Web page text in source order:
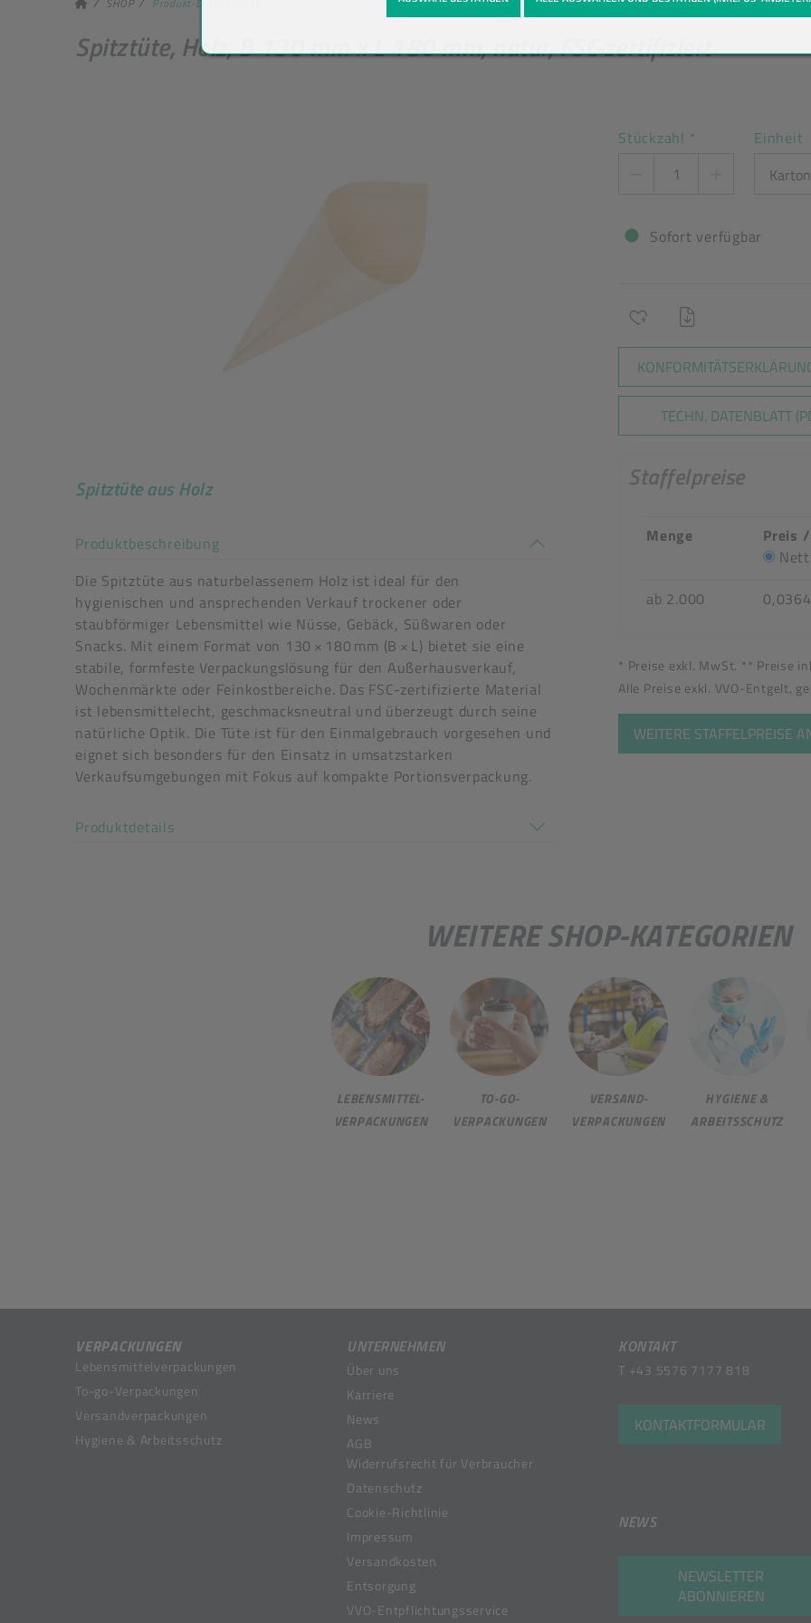
Spitztüte, Holz, B 130 mm x L 180 mm, natur, FSC-zertifiziert
Spitztüte aus Holz
Produktbeschreibung
Akkordeon auf-/zuklappen stimmen nicht überein
Die Spitztüte aus naturbelassenem Holz ist ideal für den
hygienischen und ansprechenden Verkauf trockener oder
staubförmiger Lebensmittel wie Nüsse, Gebäck, Süßwaren oder
Snacks. Mit einem Format von 130 × 180 mm (B × L) bietet sie eine
stabile, formfeste Verpackungslösung für den Außerhausverkauf,
Wochenmärkte oder Feinkostbereiche. Das FSC-zertifizierte Material
ist lebensmittelecht, geschmacksneutral und überzeugt durch seine
natürliche Optik. Die Tüte ist für den Einmalgebrauch vorgesehen und
eignet sich besonders für den Einsatz in umsatzstarken
Verkaufsumgebungen mit Fokus auf kompakte Portionsverpackung.
Produktdetails
Mega-Sale
Stückzahl * Einheit
Sofort verfügbar
TECHN. DATENBLATT
Staffelpreise
Menge
Preis
ab 2.000
* Preise exkl. MwSt. ** Preise
Alle Preise exkl. VVO-Entgelt,
WEITERE STAFFELPREISE
WEITERE SHOP-KATEGORIEN
LEBENSMITTEL-
VERPACKUNGEN
TO-GO-
VERPACKUNGEN
VERSAND-
VERPACKUNGEN
HYGIENE &
ARBEITSSCHUTZ
VERPACKUNGEN
Lebensmittelverpackungen
To-go-Verpackungen
Versandverpackungen
Hygiene & Arbeitsschutz
UNTERNEHMEN
Über uns
Karriere
News
AGB
Widerrufsrecht für Verbraucher
Datenschutz
Cookie-Richtlinie
Impressum
Versandkosten
Entsorgung
VVO-Entpflichtungsservice
KONTAKT
T +43 5576 7177 818
KONTAKTFORMULAR
NEWS
NEWSLETTER
ABONNIEREN